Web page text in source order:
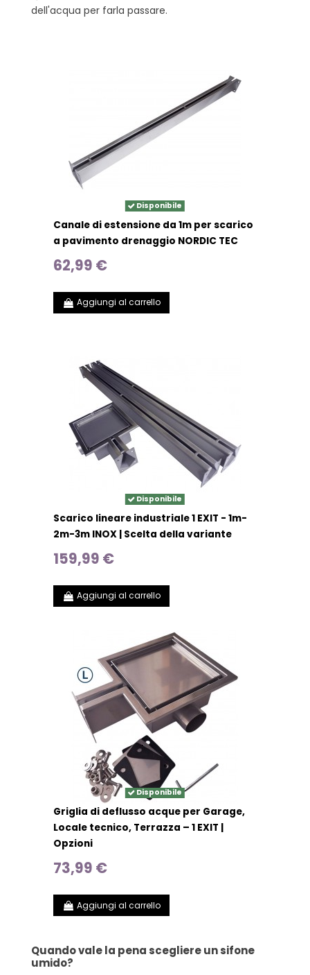
dell'acqua per farla passare.
Disponibile
Canale di estensione da 1m per scarico
a pavimento drenaggio NORDIC TEC
62,99 €
Aggiungi al carrello
Disponibile
Scarico lineare industriale 1 EXIT - 1m-
2m-3m INOX | Scelta della variante
159,99 €
Aggiungi al carrello
Disponibile
Griglia di deflusso acque per Garage,
Locale tecnico, Terrazza – 1 EXIT |
Opzioni
73,99 €
Aggiungi al carrello
Quando vale la pena scegliere un sifone
umido?